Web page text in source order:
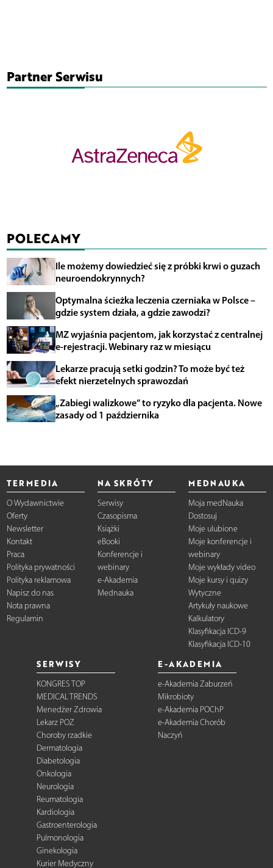
Partner Serwisu
POLECAMY
Ile możemy dowiedzieć się z próbki krwi o guzach
neuroendokrynnych?
Optymalna ścieżka leczenia czerniaka w Polsce –
gdzie system działa, a gdzie zawodzi?
MZ wyjaśnia pacjentom, jak korzystać z centralnej
e-rejestracji. Webinary raz w miesiącu
Lekarze pracują setki godzin? To może być też
efekt nierzetelnych sprawozdań
„Zabiegi walizkowe” to ryzyko dla pacjenta. Nowe
zasady od 1 października
TERMEDIA
O Wydawnictwie
Oferty
Newsletter
Kontakt
Praca
Polityka prywatności
Polityka reklamowa
Napisz do nas
Nota prawna
Regulamin
NA SKRÓTY
Serwisy
Czasopisma
Książki
eBooki
Konferencje i
webinary
e-Akademia
Mednauka
MEDNAUKA
Moja medNauka
Dostosuj
Moje ulubione
Moje konferencje i
webinary
Moje wykłady video
Moje kursy i quizy
Wytyczne
Artykuły naukowe
Kalkulatory
Klasyfikacja ICD-9
Klasyfikacja ICD-10
SERWISY
KONGRES TOP
MEDICAL TRENDS
Menedżer Zdrowia
Lekarz POZ
Choroby rzadkie
Dermatologia
Diabetologia
Onkologia
Neurologia
Reumatologia
Kardiologia
Gastroenterologia
Pulmonologia
Ginekologia
Kurier Medyczny
E-AKADEMIA
e-Akademia Zaburzeń
Mikrobioty
e-Akademia POChP
e-Akademia Chorób
Naczyń